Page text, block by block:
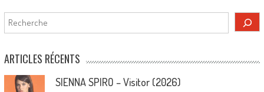
Rechercher
ARTICLES RÉCENTS
SIENNA SPIRO – Visitor (2026)